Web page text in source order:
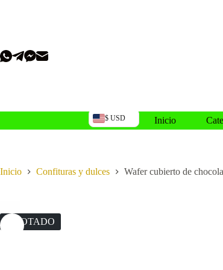
$ USD Inicio
Inicio Confituras y dulces Wafer cubierto de
AGOTADO